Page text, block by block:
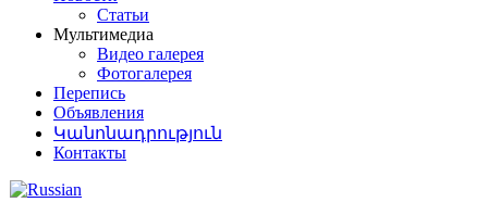
Статьи
Мультимедиа
Видео галерея
Фотогалерея
Перепись
Объявления
Կանոնադրություն
Контакты